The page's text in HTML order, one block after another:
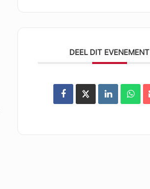
DEEL DIT EVENEMENT